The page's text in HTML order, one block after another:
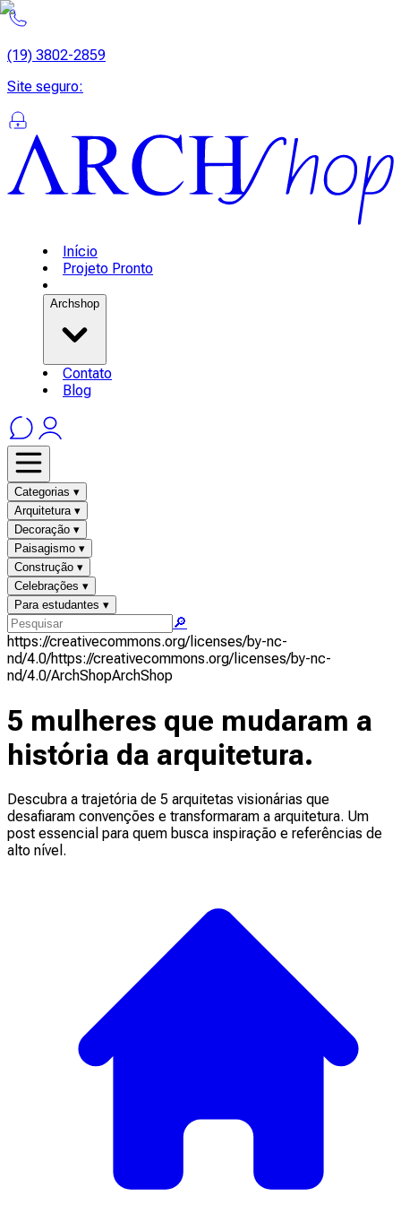
(19) 3802-2859
Site seguro:
Início
Projeto Pronto
Archshop
Contato
Blog
Categorias ▾
Arquitetura ▾
Decoração ▾
Paisagismo ▾
Construção ▾
Celebrações ▾
Para estudantes ▾
🔎
https://creativecommons.org/licenses/by-nc-
nd/4.0/https://creativecommons.org/licenses/by-nc-
nd/4.0/ArchShopArchShop
5 mulheres que mudaram a
história da arquitetura.
Descubra a trajetória de 5 arquitetas visionárias que
desafiaram convenções e transformaram a arquitetura. Um
post essencial para quem busca inspiração e referências de
alto nível.